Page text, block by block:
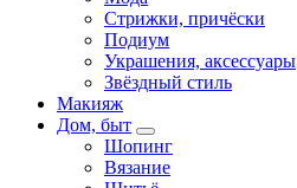
Стрижки, причёски
Подиум
Украшения, аксессуары
Звёздный стиль
Макияж
Дом, быт
Шопинг
Вязание